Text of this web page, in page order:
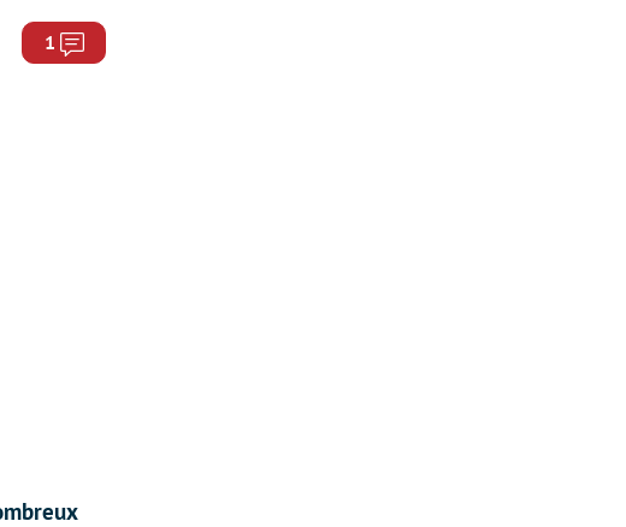
1 Commentaires